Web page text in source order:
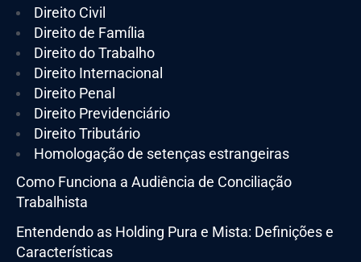
Direito Civil
Direito de Família
Direito do Trabalho
Direito Internacional
Direito Penal
Direito Previdenciário
Direito Tributário
Homologação de setenças estrangeiras
Como Funciona a Audiência de Conciliação
Trabalhista
Entendendo as Holding Pura e Mista: Definições e
Características